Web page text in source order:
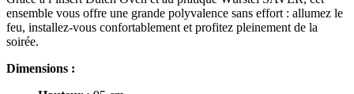
ensemble vous offre une grande polyvalence sans effort : allumez le
feu, installez-vous confortablement et profitez pleinement de la
soirée.
Dimensions :